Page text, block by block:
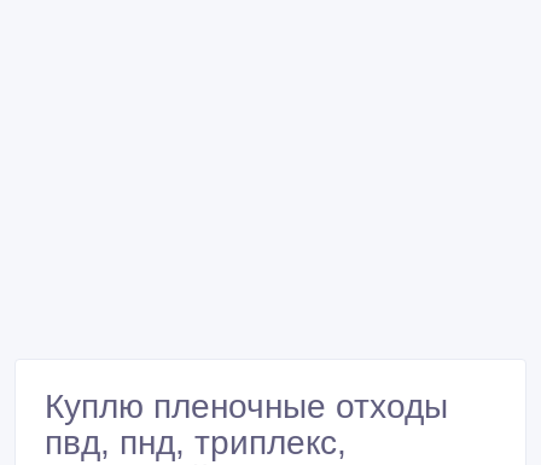
Куплю пленочные отходы
пвд, пнд, триплекс,